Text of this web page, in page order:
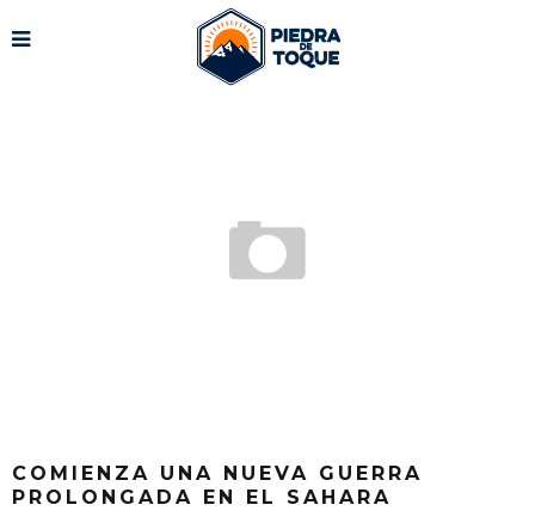
COMIENZA UNA NUEVA GUERRA
PROLONGADA EN EL SAHARA